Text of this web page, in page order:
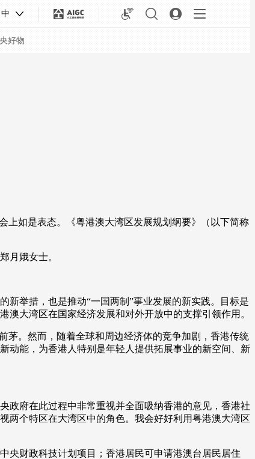
中
好物
天气 才艺 网展 央央好物
如是表态。《粤港澳大湾区发展规划纲要》（以下简称
月娥女士。
举措，也是推动“一国两制”事业发展的新实践。目标是
大湾区在国家经济发展和对外开放中的支撑引领作用。
。然而，随着全球和周边经济体的竞争加剧，香港传统
动能，为香港人特别是年轻人提供拓展事业的新空间、新
府在此过程中非常重视并全面吸纳香港的意见，香港社
两个特区在大湾区中的角色。我会好好利用粤港澳大湾区
财政科技计划项目；香港居民可申请港澳台居民居住